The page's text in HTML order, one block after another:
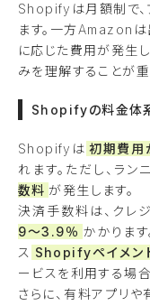
Shopifyは月額制で、
ます。一方Amazon
に応じた費用が発生
みを理解することが重
Shopifyの料金体
Shopifyは 初期費用
れます。ただし、ラン
数料 が発生します。
決済手数料は、クレ
9〜3.9％ かかりま
ス Shopifyペイメン
ービスを利用する場
さらに、有料アプリ